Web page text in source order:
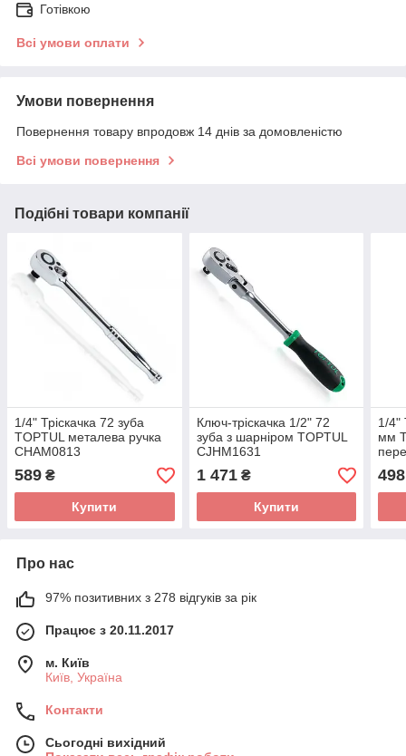
Готівкою
Всі умови оплати
Умови повернення
Повернення товару впродовж 14 днів за домовленістю
Всі умови повернення
Подібні товари компанії
1/4" Тріскачка 72 зуба
TOPTUL металева ручка
CHAM0813
589 ₴
Купити
Ключ-тріскачка 1/2" 72
зуба з шарніром TOPTUL
CJHM1631
1 471₴
Купити
1/4"
мм
498
Про нас
97% позитивних з 278 відгуків за рік
Працює з 20.11.2017
м. Київ
Київ, Україна
Контакти
Сьогодні вихідний